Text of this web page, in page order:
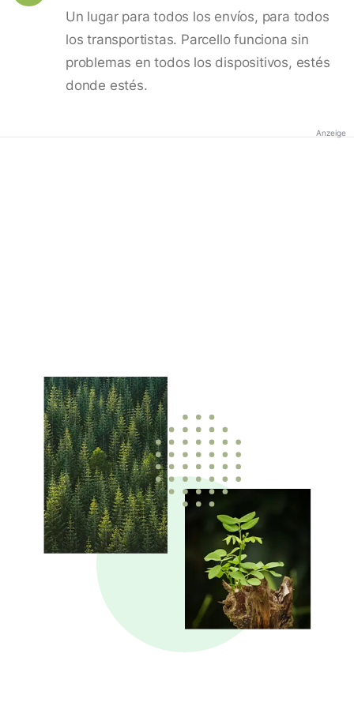
Un lugar para todos los envíos, para todos
los transportistas. Parcello funciona sin
problemas en todos los dispositivos, estés
donde estés.
Anzeige